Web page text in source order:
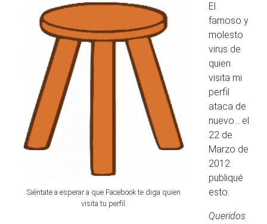
Siéntate a esperar a que Facebook te diga quien
visita tu perfil.
El
famoso y
molesto
virus de
quien
visita mi
perfil
ataca de
nuevo… el
22 de
Marzo de
2012
publiqué
esto:
Queridos